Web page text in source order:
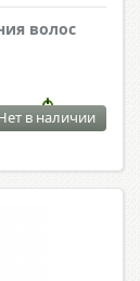
волос
в наличии